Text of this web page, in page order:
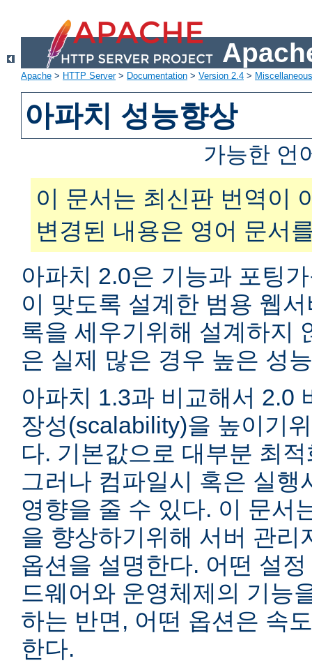
Apache > HTTP Server> Documentation > Version 2.4 >
아파치 성능향상
가능한 언
이 문서는 최신판 번역이
변경된 내용은 영어 문서
아파치 2.0은 기능과 포팅
이 맞도록 설계한 범용 웹
록을 세우기위해 설계하지
은 실제 많은 경우 높은 성
아파치 1.3과 비교해서 2.0
장성(scalability)을 높이기
다. 기본값으로 대부분 최
그러나 컴파일시 혹은 실행
영향을 줄 수 있다. 이 문서
을 향상하기위해 서버 관리
옵션을 설명한다. 어떤 설
드웨어와 운영체제의 기능
하는 반면, 어떤 옵션은 속
한다.